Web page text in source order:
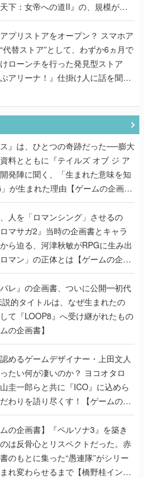
天下：女帝への道II』の、規模が違
りをプロデューサーに聞いた
リストアをオープン？ スマホア
代替ストア”として、わずか6ヵ月で
ローンチを行った発見型ストア
ぷアリーナ！』仕掛け人に話を聞い
ス』は、ひとつの奇跡だった──膨大
料とともに『テイルズ オブ ジ ア
発陣に聞く、「生まれた意味を知
が生まれた理由【ゲームの企画
人を「ロマンシング」させるの
マサガ2』当時の企画書とキャラ
ら迫る、河津秋敏がRPGに生み出
マン」の正体とは【ゲームの企画
パレ』の企画書、ついに公開━初代
説的タイトルは、なぜ生まれたの
て『LOOP8』へ受け継がれたもの
の企画書】
めるゲームデザイナー・上田文人
たい何が凄いのか？ ヨコオタロ
圭一郎らと共に『ICO』に込めら
わりを語り尽くす！【ゲームの企
ムの企画書】『ペルソナ3』を築き
のは反骨心とリスペクトだった。赤
のもとに集った“愚連隊”がシリー
れ変わらせるまで【橋野桂インタ